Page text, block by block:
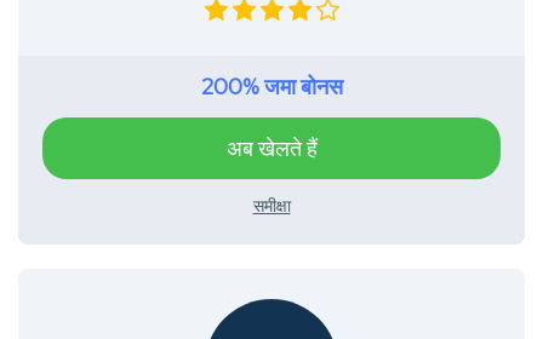
200% जमा बोनस
अब खेलते हैं
समीक्षा